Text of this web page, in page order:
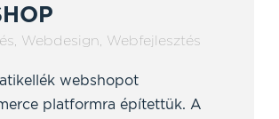
, Webdesign, Webfejlesztés
webshopot
platformra építettük. A